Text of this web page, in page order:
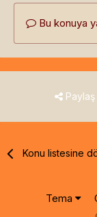
Bu konuya
Paylaş
Konu listesine
Tema